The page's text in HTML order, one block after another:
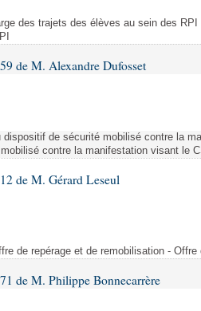
des trajets des élèves au sein des
de M. Alexandre Dufosset
dispositif de sécurité mobilisé contre la
contre la manifestation visant le
de M. Gérard Leseul
de repérage et de remobilisation -
de M. Philippe Bonnecarrère